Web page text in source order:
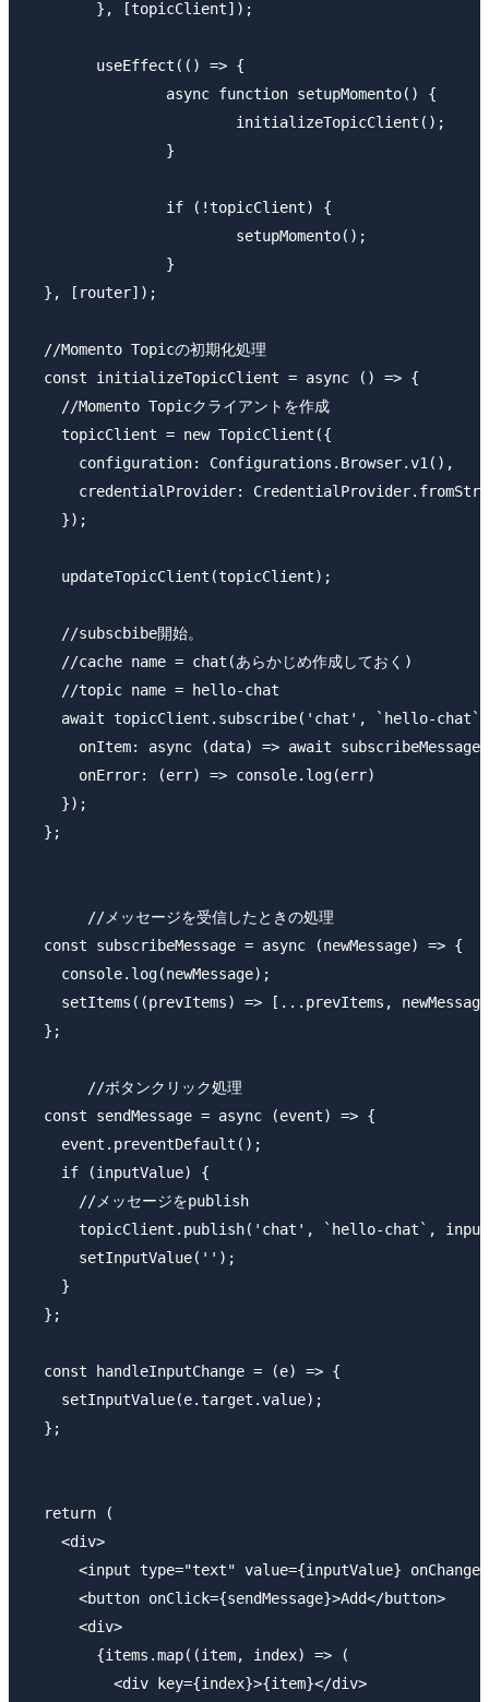
  }, [router]);
  //Momento Topicの初期化処理
  const initializeTopicClient = async () => {
    //Momento Topicクライアントを作成
    topicClient = new TopicClient({
      configuration: Configurations.Browser.v1(),
credentialProvider:
    });
    updateTopicClient(topicClient);
    //subscbibe開始。
    //cache name = chat(あらかじめ作成しておく)
    //topic name = hello-chat
await topicClient.subscribe('chat', `hello-
onItem: async (data) => await
      onError: (err) => console.log(err)
    });
  };
//メッセージを受信したときの処理
  const subscribeMessage = async (newMessage) => {
    console.log(newMessage);
setItems((prevItems) => [...prevItems,
  };
//ボタンクリック処理
  const sendMessage = async (event) => {
    event.preventDefault();
    if (inputValue) {
      //メッセージをpublish
topicClient.publish('chat', `hello-chat`,
      setInputValue('');
    }
  };
  const handleInputChange = (e) => {
    setInputValue(e.target.value);
  };
  return (
    <div>
<input type="text" value={inputValue}
      <button onClick={sendMessage}>Add</button>
      <div>
        {items.map((item, index) => (
          <div key={index}>{item}</div>